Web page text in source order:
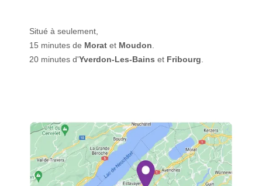
Situé à seulement,
15 minutes de Morat et Moudon
20 minutes d'Yverdon-Les-Bains et Fribourg